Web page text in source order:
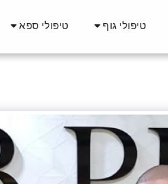
טיפולי גוף טיפולי ספא